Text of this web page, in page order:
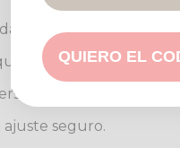
y estilo inigualables.
simula la gamuza.
en tonos cálidos.
seguro.
QUIERO EL